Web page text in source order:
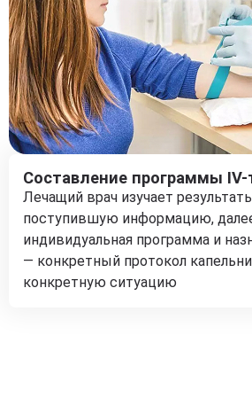
Составление программы IV-
Лечащий врач изучает
поступившую информацию,
индивидуальная программа и
— конкретный протокол
конкретную ситуацию